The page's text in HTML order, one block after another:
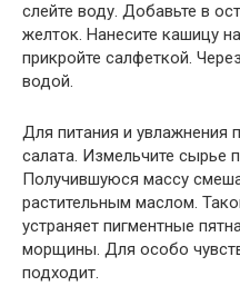
слейте воду. Добавьте в
желток. Нанесите кашицу
прикройте салфеткой.
водой.
Для питания и увлажнения
салата. Измельчите сырье
Получившуюся массу
растительным маслом.
устраняет пигментные
морщины. Для особо
подходит.